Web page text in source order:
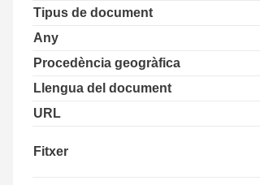
Tipus de document
Any
Procedència geogràfica
Llengua del document
URL
Fitxer